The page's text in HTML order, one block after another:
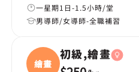
一星期1日-1.5小時/堂
男導師/女導師-全職補習
繪畫
初級,繪畫